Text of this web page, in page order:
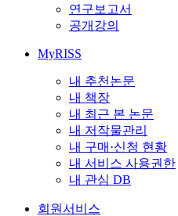
연구보고서
공개강의
MyRISS
내 추천논문
내 책장
내 최근 본 논문
내 저작물관리
내 구매·신청 현황
내 서비스 사용권한
내 관심 DB
회원서비스